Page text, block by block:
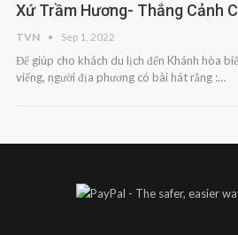
Xứ Trầm Hương- Thắng Cảnh
TVN Sep 1, 2022
Để giúp cho khách du lịch đến Khánh hòa
viếng, người địa phương có bài hát rằng :…